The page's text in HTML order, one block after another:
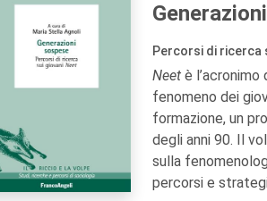
Percorsi di ricerca
Neet è l’acronimo
fenomeno dei
formazione, un
degli anni 90. Il
sulla
percorsi e